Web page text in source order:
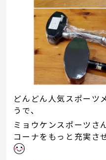
どんどん人気スポーツ
うで、
ミョウケンスポーツさ
コーナをもっと充実さ